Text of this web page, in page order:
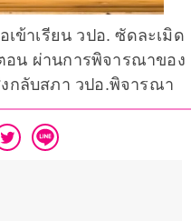
เข้าเรียน วปอ. ซัดละเมิด
น ผ่านการพิจารณาของ
กลับสภา วปอ.พิจารณา